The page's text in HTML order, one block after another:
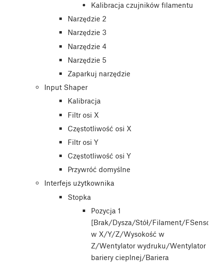
Kalibracja czujników filamentu
Narzędzie 2
Narzędzie 3
Narzędzie 4
Narzędzie 5
Zaparkuj narzędzie
Input Shaper
Kalibracja
Filtr osi X
Częstotliwość osi X
Filtr osi Y
Częstotliwość osi Y
Przywróć domyślne
Interfejs użytkownika
Stopka
Pozycja 1
[Brak/Dysza/Stół/Filament/FSensor/
w X/Y/Z/Wysokość w
Z/Wentylator wydruku/Wentylator
bariery cieplnej/Bariera